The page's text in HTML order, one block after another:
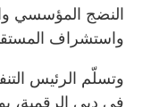
النضج المؤسسي
واستشراف
وتسلّم الرئيس
في دبي الرقمية،